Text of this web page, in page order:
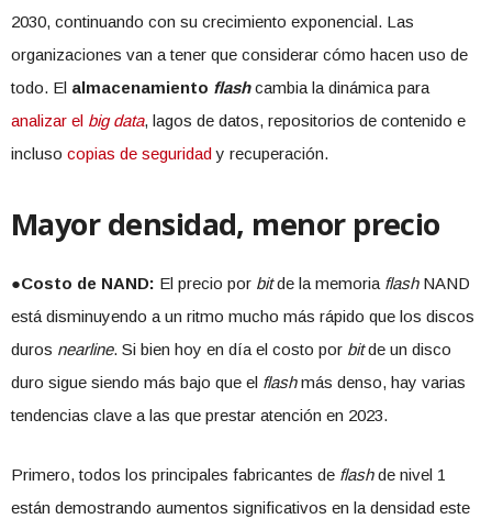
2030, continuando con su crecimiento exponencial. Las
organizaciones van a tener que considerar cómo hacen uso de
todo. El almacenamiento flashcambia la dinámica para
analizar el big data, lagos de datos, repositorios de contenido e
incluso copias de seguridady recuperación.
Mayor densidad, menor precio
●Costo de NAND: El precio por bitde la memoria flashNAND
está disminuyendo a un ritmo mucho más rápido que los discos
duros nearline. Si bien hoy en día el costo por bitde un disco
duro sigue siendo más bajo que el flashmás denso, hay varias
tendencias clave a las que prestar atención en 2023.
Primero, todos los principales fabricantes de flashde nivel 1
están demostrando aumentos significativos en la densidad este